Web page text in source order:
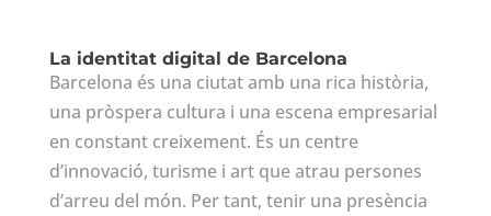
La identitat digital de Barcelona
Barcelona és una ciutat amb una rica història,
una pròspera cultura i una escena empresarial
en constant creixement. És un centre
d’innovació, turisme i art que atrau persones
d’arreu del món. Per tant, tenir una presència